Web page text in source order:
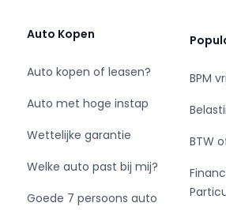
- Aantal sleutels: 2
- Motorrijtuigenbelasting: € 92
kwartaal
- Bandenmaat voor: 185/55/16
- Wielbasis: 2450 mm
Auto Kopen
Auto kopen of leasen?
Auto met hoge instap
Wettelijke garantie
Welke auto past bij mij?
Goede 7 persoons auto
BPM
BTW